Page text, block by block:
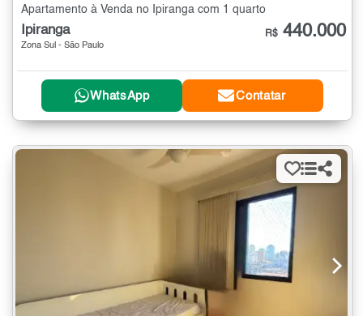
Apartamento à Venda no Ipiranga com 1 quarto
Ipiranga
Zona Sul - São Paulo
R$ 440.000
WhatsApp Contatar